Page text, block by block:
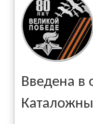
Введена